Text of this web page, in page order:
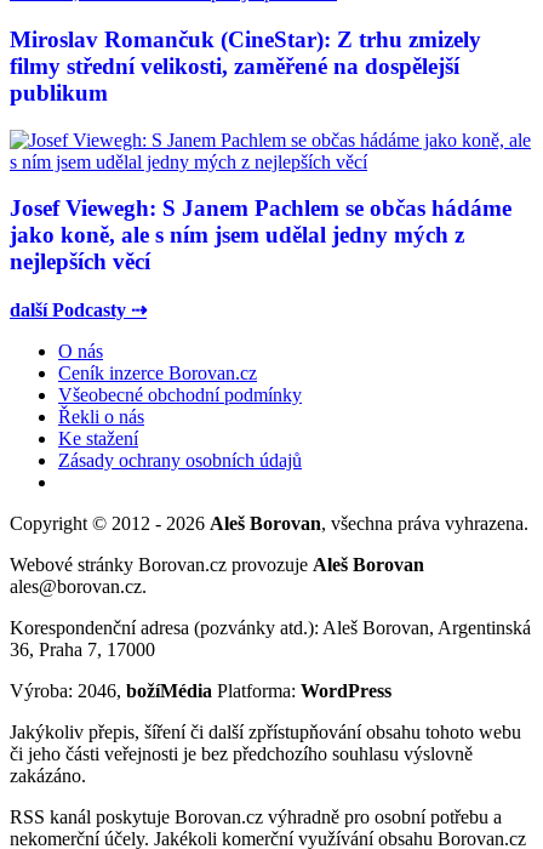
Miroslav Romančuk (CineStar): Z trhu zmizely
filmy střední velikosti, zaměřené na dospělejší
publikum
Josef Viewegh: S Janem Pachlem se občas hádáme
jako koně, ale s ním jsem udělal jedny mých z
nejlepších věcí
další Podcasty ⇢
O nás
Ceník inzerce Borovan.cz
Všeobecné obchodní podmínky
Řekli o nás
Ke stažení
Zásady ochrany osobních údajů
Copyright © 2012 - 2026 Aleš Borovan, všechna práva vyhrazena.
Webové stránky Borovan.cz provozuje Aleš Borovan
ales@borovan.cz.
Korespondenční adresa (pozvánky atd.): Aleš Borovan, Argentinská
36, Praha 7, 17000
Výroba: 2046, božíMédia Platforma: WordPress
Jakýkoliv přepis, šíření či další zpřístupňování obsahu tohoto webu
či jeho části veřejnosti je bez předchozího souhlasu výslovně
zakázáno.
RSS kanál poskytuje Borovan.cz výhradně pro osobní potřebu a
nekomerční účely. Jakékoli komerční využívání obsahu Borovan.cz